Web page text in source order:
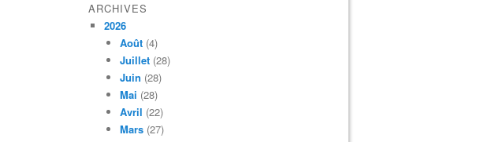
ARCHIVES
2026
Août (4)
Juillet (28)
Juin (28)
Mai (28)
Avril (22)
Mars (27)